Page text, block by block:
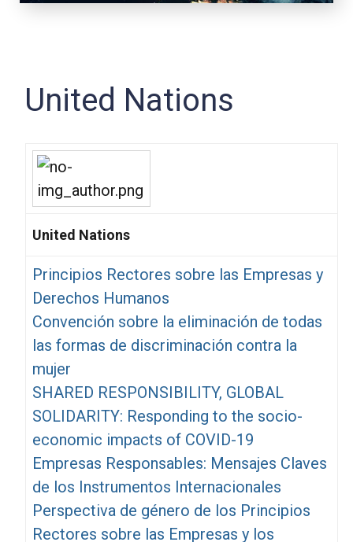
United Nations
United Nations
Principios Rectores sobre las Empresas y
Derechos Humanos
Convención sobre la eliminación de todas
las formas de discriminación contra la
mujer
SHARED RESPONSIBILITY, GLOBAL
SOLIDARITY: Responding to the socio-
economic impacts of COVID-19
Empresas Responsables: Mensajes Claves
de los Instrumentos Internacionales
Perspectiva de género de los Principios
Rectores sobre las Empresas y los